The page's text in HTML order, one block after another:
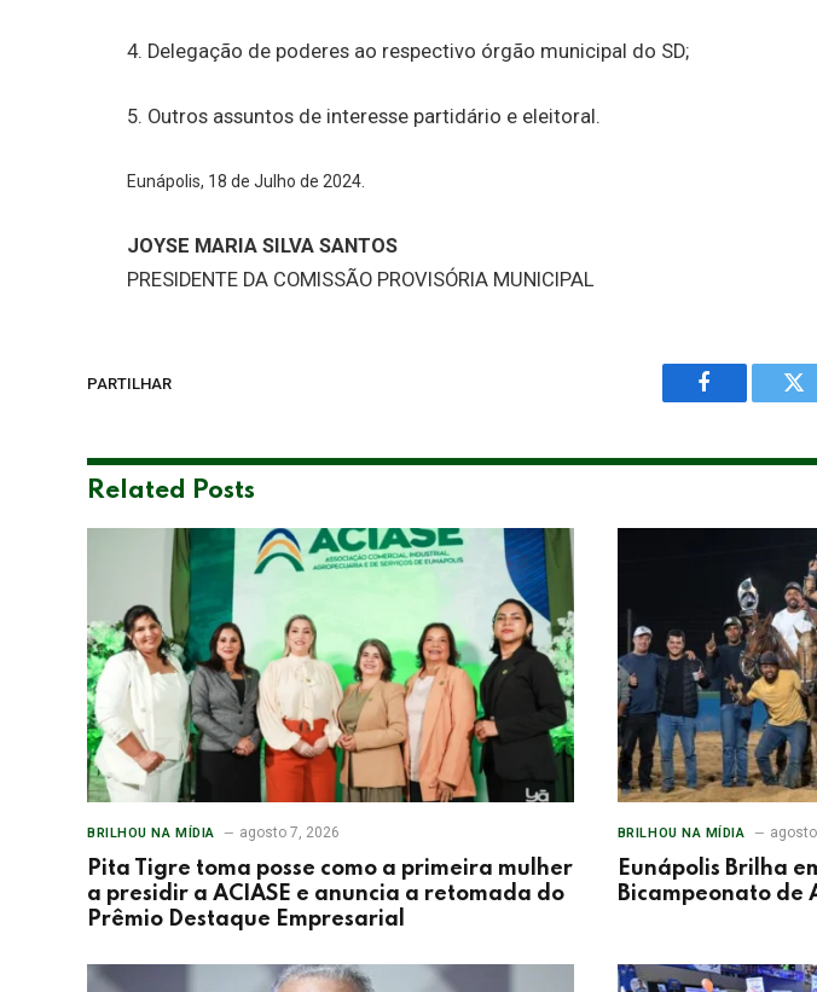
4. Delegação de poderes ao respectivo órgão municipal do SD;
5. Outros assuntos de interesse partidário e eleitoral.
Eunápolis, 18 de Julho de 2024.
JOYSE MARIA SILVA SANTOS
PRESIDENTE DA COMISSÃO PROVISÓRIA MUNICIPAL
PARTILHAR
Facebook
Related Posts
BRILHOU NA MÍDIA agosto 7, 2026
Pita Tigre toma posse como a primeira mulher
a presidir a ACIASE e anuncia a retomada do
Prêmio Destaque Empresarial
BRILHOU NA MÍDIA
Eunápolis Brilha
Bicampeonato de